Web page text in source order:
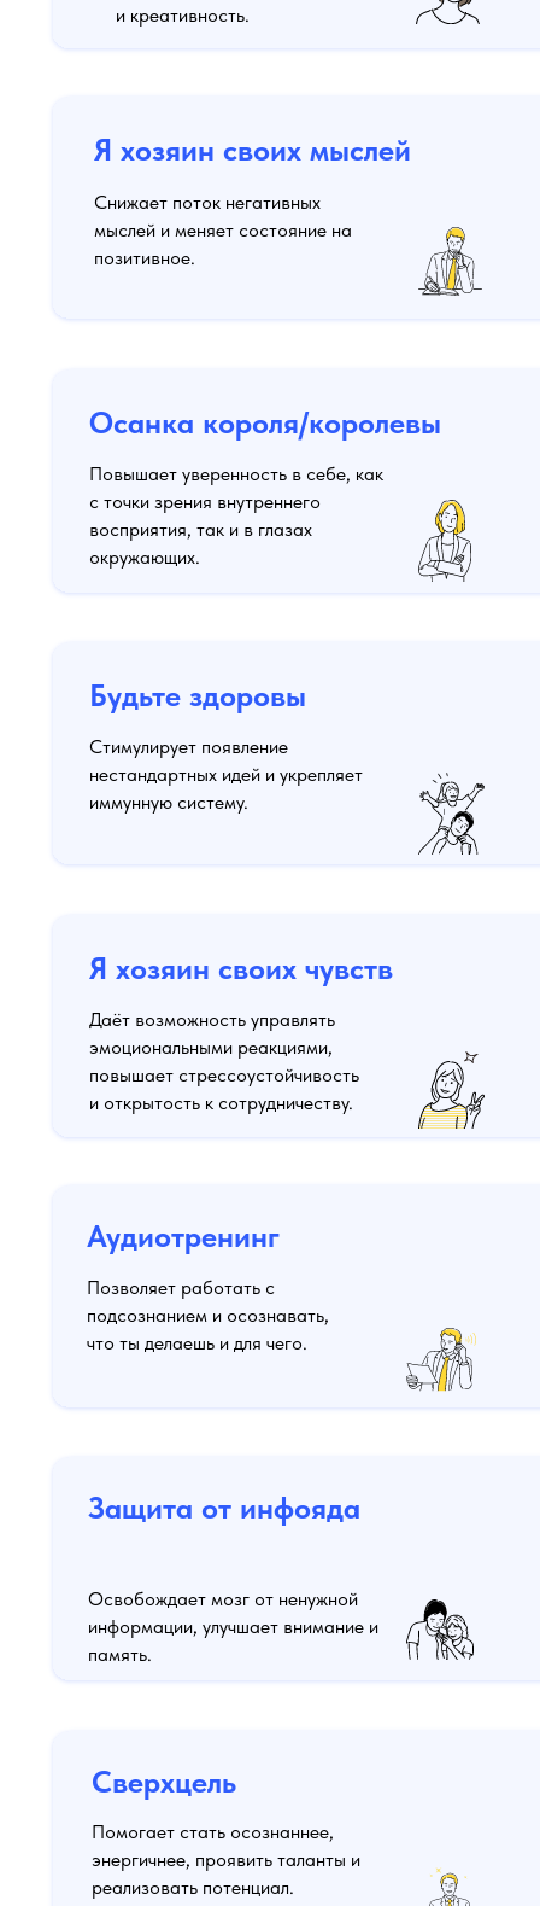
Даёт возможность управлять
эмоциональными реакциями,
повышает стрессоустойчивость
и открытость к сотрудничеству.
и креативность.
Я хозяин своих чувств
Снижает поток негативных
мыслей и меняет состояние на
позитивное.
Я хозяин своих мыслей
Позволяет работать с
подсознанием и осознавать,
что ты делаешь и для чего.
Аудиотренинг
Повышает уверенность в себе, как
с точки зрения внутреннего
восприятия, так и в глазах
окружающих.
Осанка короля/королевы
Стимулирует появление
нестандартных идей и укрепляет
иммунную систему.
Помогает стать осознаннее,
энергичнее, проявить таланты и
реализовать потенциал.
Сверхцель
Будьте здоровы
Освобождает мозг от ненужной
информации, улучшает внимание и
память.
Защита от инфояда